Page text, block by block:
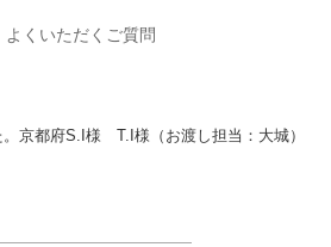
よくいただくご質問
京都府S.I様 T.I様（お渡し担当：大城）